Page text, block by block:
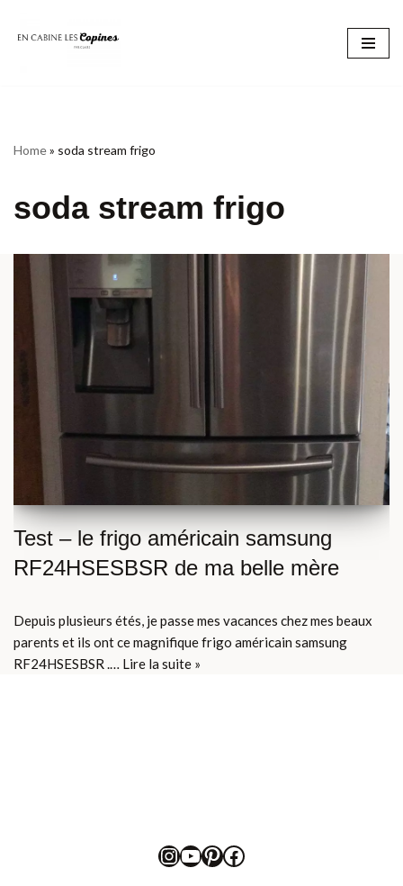
Home» soda stream frigo
soda stream frigo
Test – le frigo américain samsung
RF24HSESBSR de ma belle mère
Depuis plusieurs étés, je passe mes vacances chez mes beaux
parents et ils ont ce magnifique frigo américain samsung
RF24HSESBSR .… Lire la suite »